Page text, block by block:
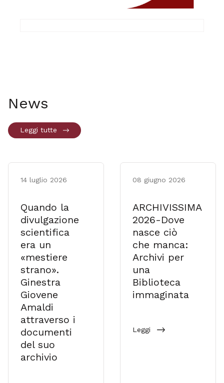
News
Leggi tutte
14 luglio 2026
Quando la
divulgazione
scientifica
era un
«mestiere
strano».
Ginestra
Giovene
Amaldi
attraverso i
documenti
del suo
archivio
08 giugno 2026
ARCHIVISSIMA
2026-Dove
nasce ciò
che manca:
Archivi per
una
Biblioteca
immaginata
Leggi